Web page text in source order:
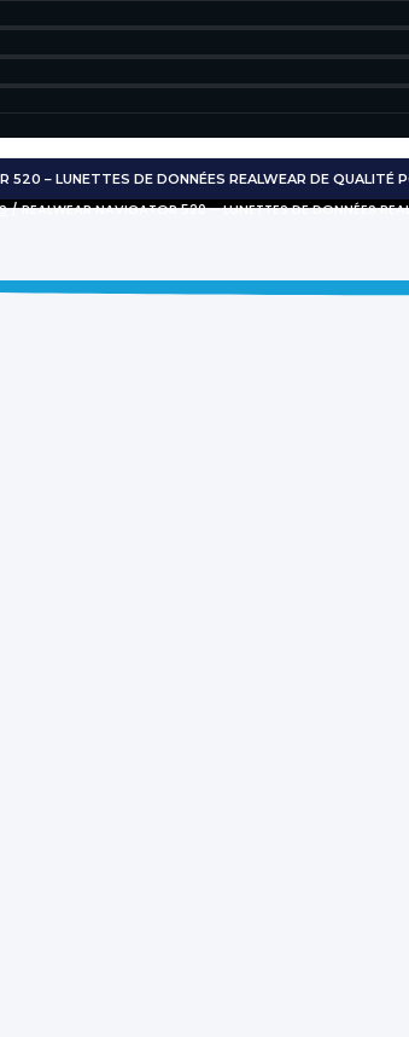
520 – LUNETTES DE DONNÉES REALWEAR DE QUALITÉ
/ REALWEAR NAVIGATOR 520 – LUNETTES DE DONNÉES